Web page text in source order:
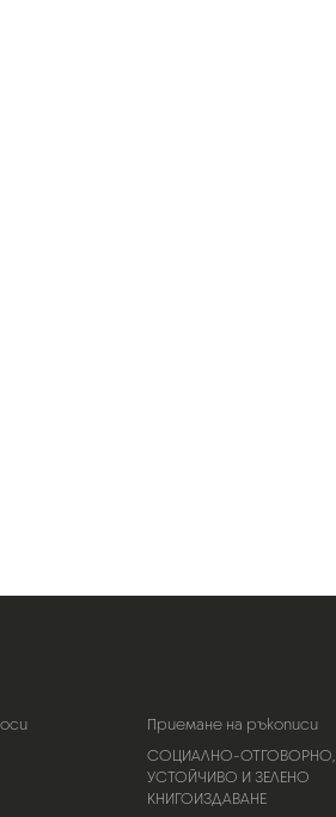
Приемане на ръкописи
СОЦИАЛНО-ОТГОВОРНО,
УСТОЙЧИВО И ЗЕЛЕНО
КНИГОИЗДАВАНЕ